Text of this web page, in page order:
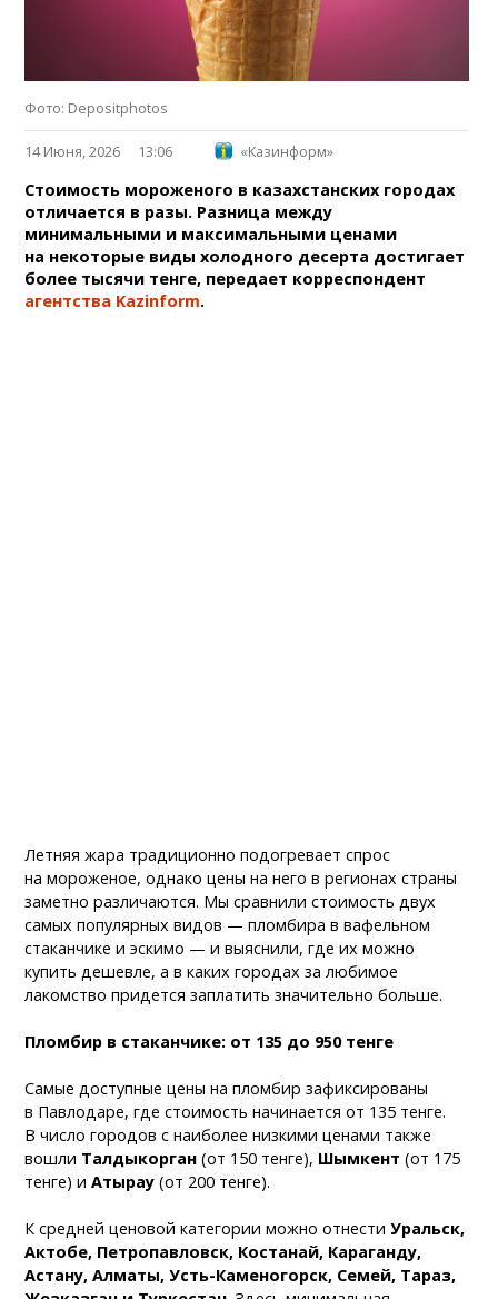
Фото: Depositphotos
14 Июня, 2026 13:06 «Казинформ»
Стоимость мороженого в казахстанских городах
отличается в разы. Разница между
минимальными и максимальными ценами
на некоторые виды холодного десерта достигает
более тысячи тенге, передает корреспондент
агентства Kazinform.
Летняя жара традиционно подогревает спрос
на мороженое, однако цены на него в регионах страны
заметно различаются. Мы сравнили стоимость двух
самых популярных видов — пломбира в вафельном
стаканчике и эскимо — и выяснили, где их можно
купить дешевле, а в каких городах за любимое
лакомство придется заплатить значительно больше.
Пломбир в стаканчике: от 135 до 950 тенге
Самые доступные цены на пломбир зафиксированы
в Павлодаре, где стоимость начинается от 135 тенге.
В число городов с наиболее низкими ценами также
вошли Талдыкорган (от 150 тенге), Шымкент(от 175
тенге) иАтырау (от 200 тенге).
К средней ценовой категории можно отнестиУральск,
Актобе, Петропавловск, Костанай, Караганду,
Астану, Алматы, Усть-Каменогорск, Семей, Тараз,